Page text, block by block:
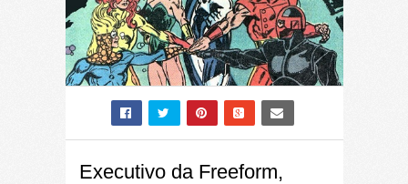
Executivo da Freeform,